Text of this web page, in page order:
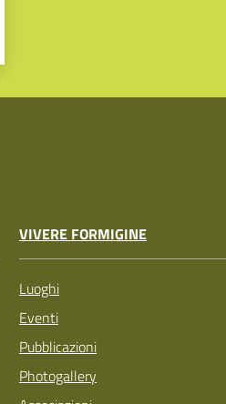
VIVERE FORMIGINE
Luoghi
Eventi
Pubblicazioni
Photogallery